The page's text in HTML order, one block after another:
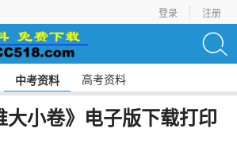
登录 注册
中考资料 高考资料
大小卷》电子版下载打印